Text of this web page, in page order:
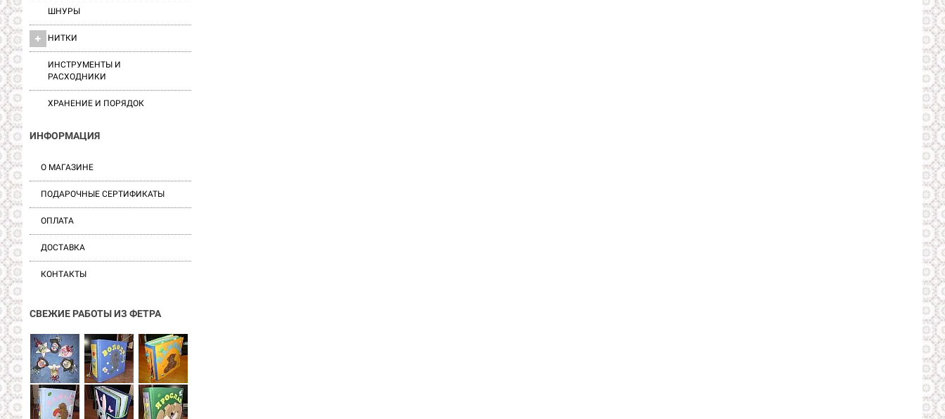
ШНУРЫ
НИТКИ
ИНСТРУМЕНТЫ И
РАСХОДНИКИ
ХРАНЕНИЕ И ПОРЯДОК
ИНФОРМАЦИЯ
О МАГАЗИНЕ
ПОДАРОЧНЫЕ СЕРТИФИКАТЫ
ОПЛАТА
ДОСТАВКА
КОНТАКТЫ
СВЕЖИЕ РАБОТЫ ИЗ ФЕТРА